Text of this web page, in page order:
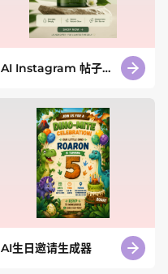
AI Instagram 帖子生
AI生日邀请生成器